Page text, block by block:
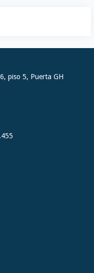
piso 5, Puerta GH